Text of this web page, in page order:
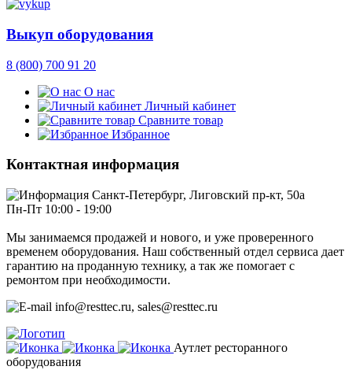
Выкуп оборудования
8 (800) 700 91 20
О нас
Личный кабинет
Сравните товар
Избранное
Контактная информация
Санкт-Петербург, Лиговский пр-кт, 50а
Пн-Пт 10:00 - 19:00
Мы занимаемся продажей и нового, и уже проверенного
временем оборудования. Наш собственный отдел сервиса дает
гарантию на проданную технику, а так же помогает с
ремонтом при необходимости.
info@resttec.ru, sales@resttec.ru
Аутлет ресторанного
оборудования